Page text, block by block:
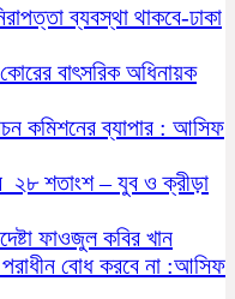
ব্যবস্থা থাকবে-ঢাকা
কোরের বাৎসরিক অধিনায়ক
কমিশনের ব্যাপার : আসিফ
২৮ শতাংশ – যুব ও ক্রীড়া
ফাওজুল কবির খান
বোধ করবে না :আসিফ